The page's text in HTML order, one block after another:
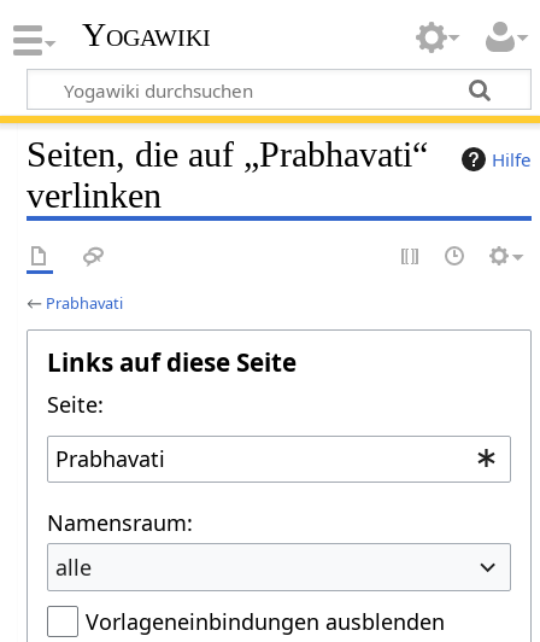
Yogawiki
Hilfe
Seiten, die auf „Prabhavati“
verlinken
← Prabhavati
Links auf diese Seite
Seite:
Namensraum:
alle
Vorlageneinbindungen ausblenden